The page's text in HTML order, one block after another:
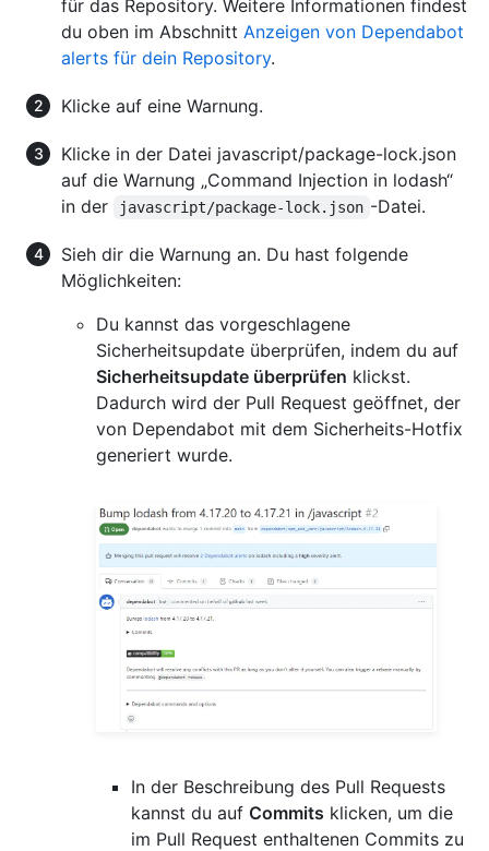
für das Repository. Weitere Informationen findest
du oben im Abschnitt Anzeigen von Dependabot
alerts für dein Repository.
Klicke auf eine Warnung.
Klicke in der Datei javascript/package-lock.json
auf die Warnung „Command Injection in lodash“
in der
javascript/package-lock.json -Datei.
Sieh dir die Warnung an. Du hast folgende
Möglichkeiten:
Du kannst das vorgeschlagene
Sicherheitsupdate überprüfen, indem du auf
Sicherheitsupdate überprüfen klickst.
Dadurch wird der Pull Request geöffnet, der
von Dependabot mit dem Sicherheits-Hotfix
generiert wurde.
In der Beschreibung des Pull Requests
kannst du auf Commits klicken, um die
im Pull Request enthaltenen Commits zu